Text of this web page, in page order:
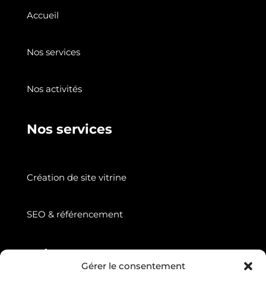
Gérer le consentement
Accueil
Nos services
Nos activités
Nos services
Création de site vitrine
SEO & référencement
Suivez nous